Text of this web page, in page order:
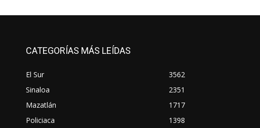
CATEGORÍAS MÁS LEÍDAS
El Sur
3562
Sinaloa
2351
Mazatlán
1717
Policiaca
1398